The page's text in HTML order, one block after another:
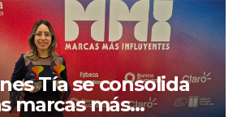
Icaza Cornejo, en
Tía se consolida
marcas más